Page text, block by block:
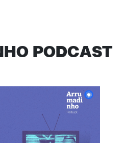
PODCAST